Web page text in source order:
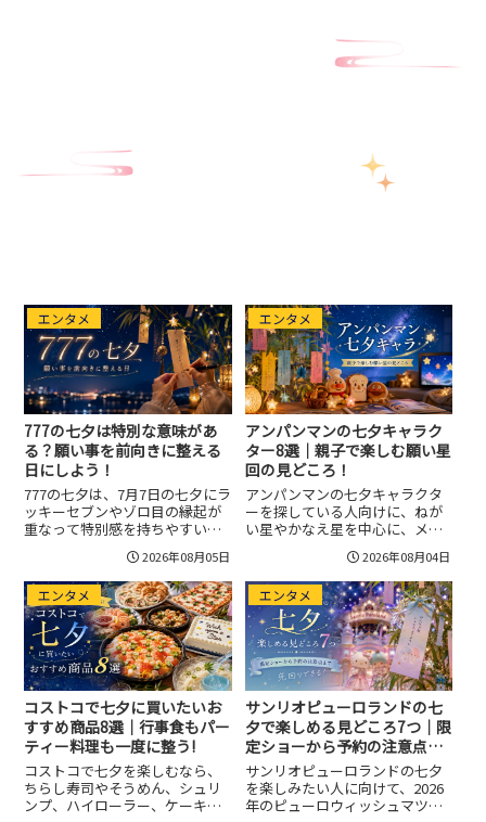
エンタメ
777の七夕は特別な意味があ
る？願い事を前向きに整える
日にしよう！
777の七夕は、7月7日の七夕にラ
ッキーセブンやゾロ目の縁起が
重なって特別感を持ちやすい日
するのではなく、短冊に書く内
容を具体化し、恋愛・金運・仕
事運・家族への願いを行動へつ
なげる考え方を整理します。
2026年08月05日
エンタメ
アンパンマンの七夕キャラク
ター8選｜親子で楽しむ願い星
回の見どころ！
アンパンマンの七夕キャラクタ
ーを探している人向けに、ねが
い星やかなえ星を中心に、メロ
ダ、ゴミラ、しらたまさんなど
七夕回で注目したい仲間を整理
し、親子で楽しむ見どころや短
冊遊びへの活用方法まで紹介し
ます。
2026年08月04日
エンタメ
コストコで七夕に買いたいお
すすめ商品8選｜行事食もパー
ティー料理も一度に整う!
コストコで七夕を楽しむなら、
ちらし寿司やそうめん、シュリ
ンプ、ハイローラー、ケーキな
エンタメ
サンリオピューロランドの七
夕で楽しめる見どころ7つ｜限
定ショーから予約の注意点ま
で先回りできる！
サンリオピューロランドの七夕
を楽しみたい人に向けて、2026
年のピューロウィッシュマツリ